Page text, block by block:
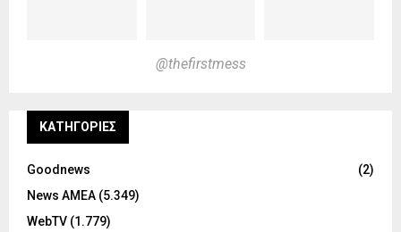
@thefirstmess
KΑΤΗΓΟΡΊΕΣ
Goodnews
(2)
News ΑΜΕΑ (5.349)
WebTV (1.779)